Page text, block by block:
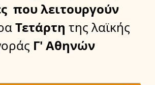
που λειτουργούν
Τετάρτη της λαϊκής
Γ' Αθηνών